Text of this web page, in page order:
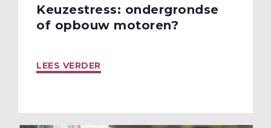
Keuzestress: ondergrondse
of opbouw motoren?
LEES VERDER